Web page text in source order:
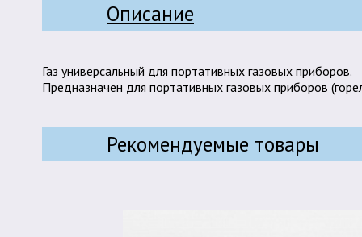
Описание
Газ универсальный для портативных газовых приборов.
Предназначен для портативных газовых приборов
Рекомендуемые товары